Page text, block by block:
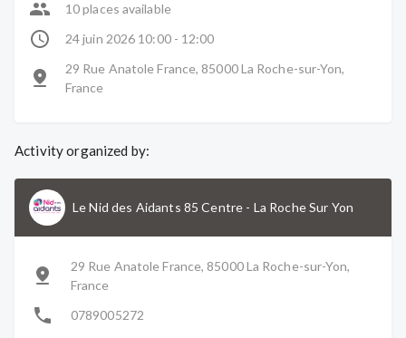
10 places available
24 juin 2026 10:00 - 12:00
29 Rue Anatole France, 85000 La Roche-sur-Yon,
France
Activity organized by:
Le Nid des Aidants 85 Centre - La Roche Sur Yon
29 Rue Anatole France, 85000 La Roche-sur-Yon,
France
0789005272